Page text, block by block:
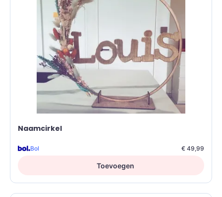
Naamcirkel
Bol € 49,99
Toevoegen